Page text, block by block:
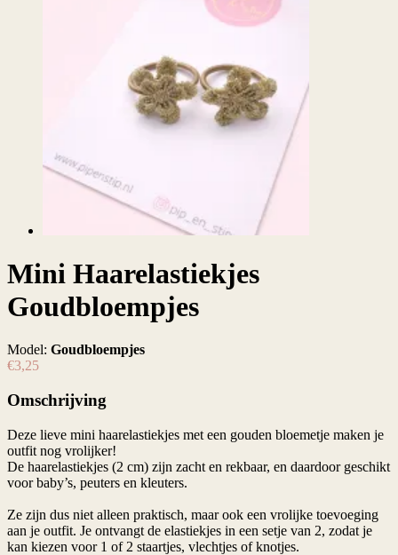
Mini Haarelastiekjes
Goudbloempjes
Model: Goudbloempjes
€3,25
Omschrijving
Deze lieve mini haarelastiekjes met een gouden bloemetje maken je
outfit nog vrolijker!
De haarelastiekjes (2 cm) zijn zacht en rekbaar, en daardoor geschikt
voor baby’s, peuters en kleuters.
Ze zijn dus niet alleen praktisch, maar ook een vrolijke toevoeging
aan je outfit. Je ontvangt de elastiekjes in een setje van 2, zodat je
kan kiezen voor 1 of 2 staartjes, vlechtjes of knotjes.